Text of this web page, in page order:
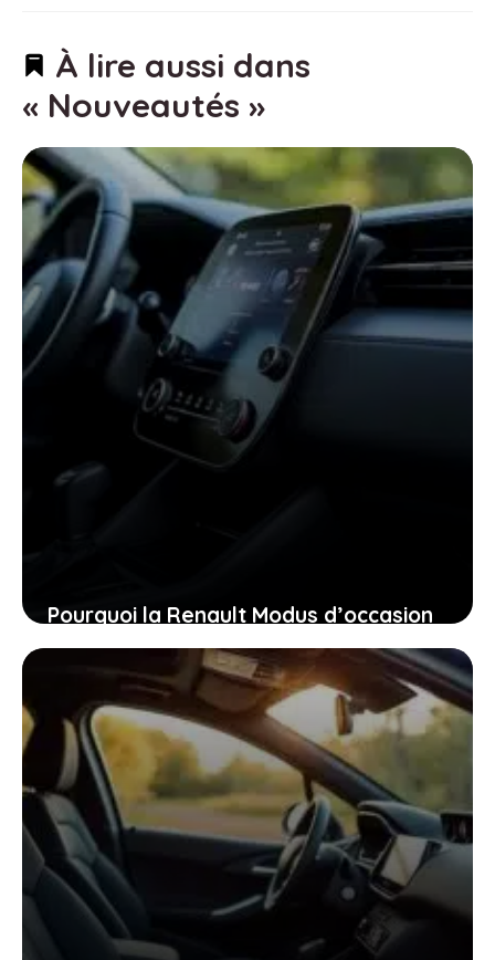
À lire aussi dans
« Nouveautés »
Pourquoi la Renault Modus d’occasion
pourrait bien être la voiture idéale
pour vous aujourd’hui
26 janvier 2026